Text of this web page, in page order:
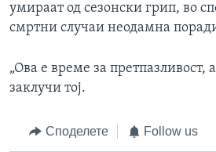
умираат од сезонски грип, во
смртни случаи неодамна
„Ова е време за претпазливост,
заклучи тој.
Споделете Follow us